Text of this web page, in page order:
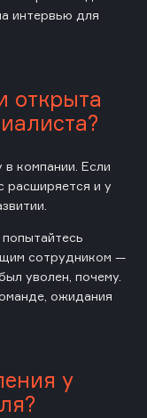
интервью для
открыта
компании. Если
расширяется и у
сотрудником —
уволен, почему.
ожидания
у